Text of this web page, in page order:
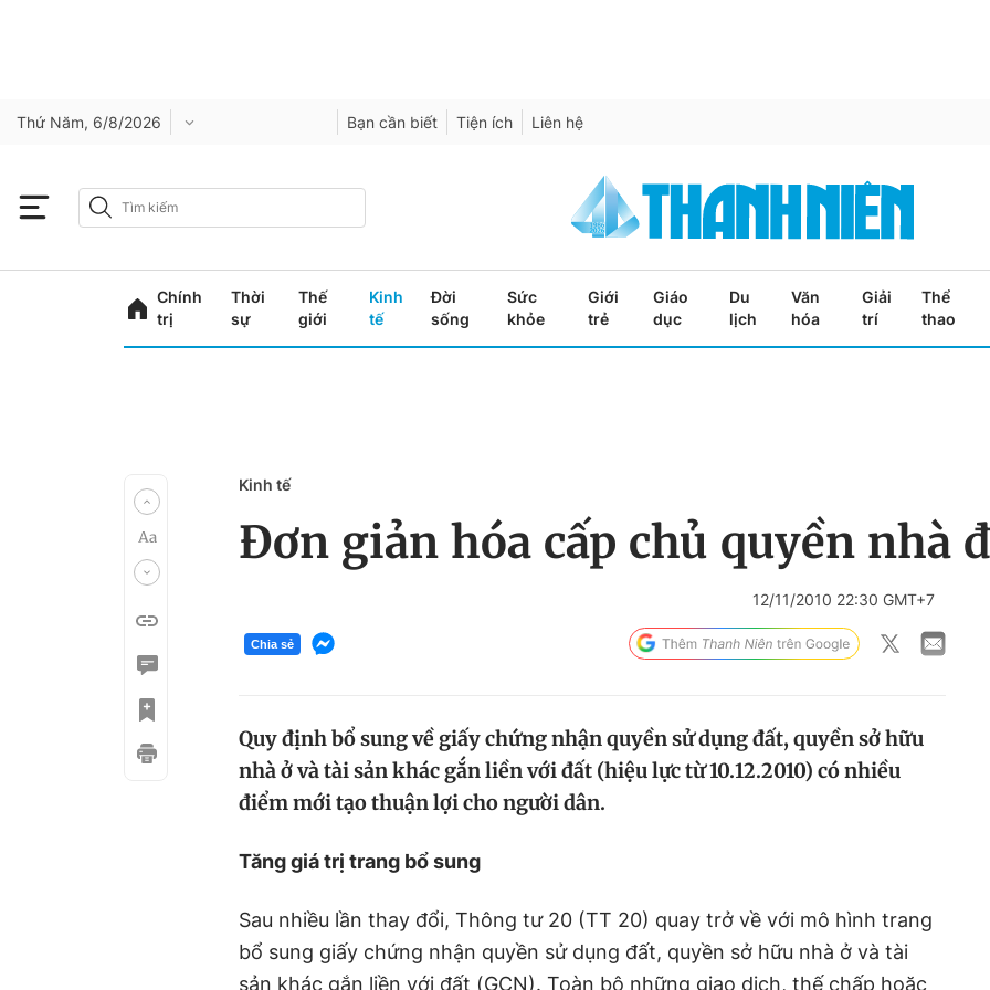
Thứ Năm, 6/8/2026 Bạn cần biết Tiện ích Liên hệ
Chính
trị
Thời
sự
Thế
giới
Kinh
tế
Đời
sống
Sức
khỏe
Giới
trẻ
Giáo
dục
Du
lịch
Văn
hóa
Giải
trí
Thể
thao
Kinh tế
Đơn giản hóa cấp chủ quyền nhà
12/11/2010 22:30 GMT+7
Chia sẻ
Quy định bổ sung về giấy chứng nhận quyền sử dụng đất, quyền sở hữu
nhà ở và tài sản khác gắn liền với đất (hiệu lực từ 10.12.2010) có nhiều
điểm mới tạo thuận lợi cho người dân.
Tăng giá trị trang bổ sung
Sau nhiều lần thay đổi, Thông tư 20 (TT 20) quay trở về với mô hình trang
bổ sung giấy chứng nhận quyền sử dụng đất, quyền sở hữu nhà ở và tài
sản khác gắn liền với đất (GCN). Toàn bộ những giao dịch, thế chấp hoặc